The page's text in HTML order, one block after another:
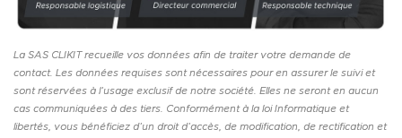
La SAS CLIKIT recueille vos données afin de traiter votre demande de
contact. Les données requises sont nécessaires pour en assurer le suivi et
sont réservées à l’usage exclusif de notre société. Elles ne seront en aucun
cas communiquées à des tiers. Conformément à la loi Informatique et
libertés, vous bénéficiez d’un droit d’accès, de modification, de rectification et